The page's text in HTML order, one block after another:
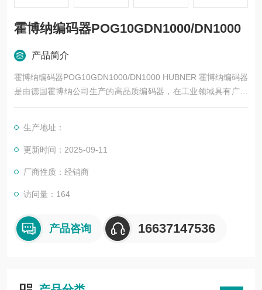
霍博纳编码器POG10GDN1000/DN1000
产品简介
霍博纳编码器POG10GDN1000/DN1000 HUBNER 霍博纳编码器
是由德国霍博纳公司生产的高品质编码器，在工业领域具有广泛
的应用和较高的度。以下是其详细简介：
生产地址：
更新时间：2025-09-11
厂商性质：经销商
访问量：164
产品咨询 16637147536